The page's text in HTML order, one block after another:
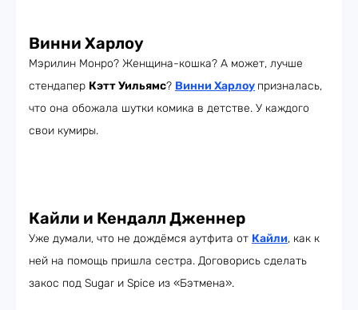
Винни Харлоу
Мэрилин Монро? Женщина-кошка? А может, лучше
стендапер Кэтт Уильямс? Винни Харлоу призналась,
что она обожала шутки комика в детстве. У каждого
свои кумиры.
Кайли и Кендалл Дженнер
Уже думали, что не дождёмся аутфита от Кайли, как к
ней на помощь пришла сестра. Договорись сделать
закос под Sugar и Spice из «Бэтмена».